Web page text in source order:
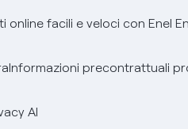
online facili e veloci con Enel
Informazioni precontrattuali
AI